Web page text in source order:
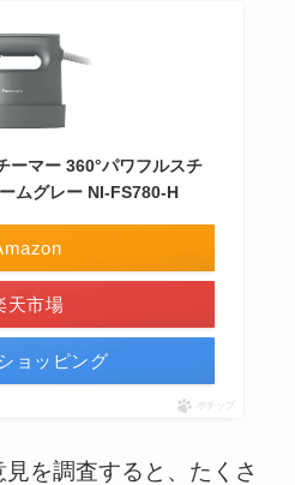
ーマー 360°パワフルスチ
ムグレー NI-FS780-H
天市場
ョッピング
ポチップ
を調査すると、たくさ